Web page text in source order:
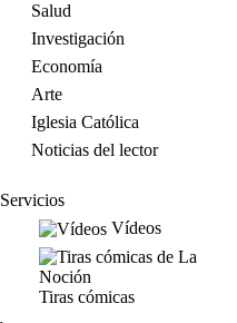
Salud
Investigación
Economía
Arte
Iglesia Católica
Noticias del lector
Servicios
Vídeos
Tiras cómicas